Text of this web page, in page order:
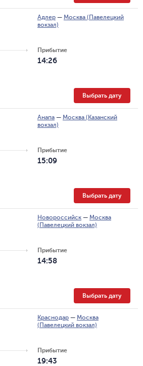
Адлер — Москва (Павелецкий
вокзал)
Прибытие
14:26
Выбрать дату
Анапа — Москва (Казанский
вокзал)
Прибытие
15:09
Выбрать дату
Новороссийск — Москва
(Павелецкий вокзал)
Прибытие
14:58
Выбрать дату
Краснодар — Москва
(Павелецкий вокзал)
Прибытие
19:43